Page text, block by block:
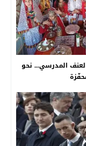
المدرسي… نحو